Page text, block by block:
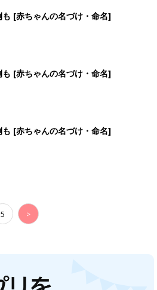
も [赤ちゃんの名づけ・命名]
も [赤ちゃんの名づけ・命名]
も [赤ちゃんの名づけ・命名]
5 >